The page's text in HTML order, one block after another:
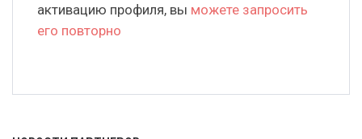
активацию профиля, вы можете запросить
его повторно